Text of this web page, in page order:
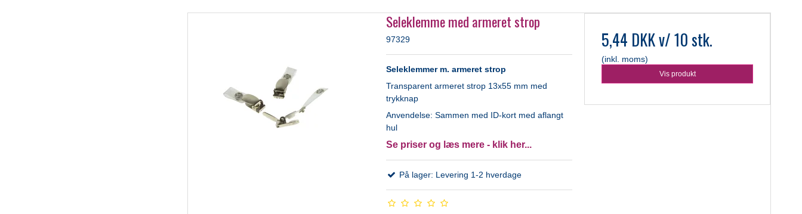
Seleklemme med armeret strop
97329
Seleklemmer m. armeret strop
Transparent armeret strop 13x55 mm med
trykknap
Anvendelse: Sammen med ID-kort med aflangt
hul
Se priser og læs mere - klik her...
På lager: Levering 1-2 hverdage
5,44 DKKv/ 10 stk.
(inkl. moms)
Vis produkt